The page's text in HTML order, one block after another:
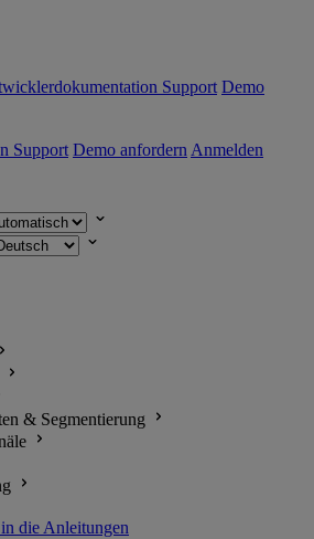
Support Demo
Support Demo anfordern Anmelden
& Segmentierung
die Anleitungen